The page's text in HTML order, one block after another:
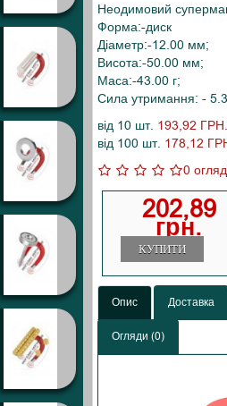
Неодимовий
Форма:-диск
Діаметр:-12.00 мм;
Висота:-50.00 мм;
Маса:-43.00 г;
Сила утримання: -
від 10 шт. 193,92
від 100 шт. 178,12
0
202,89
грн.
КУПИТИ
Опис Доставка
Огляди (0)